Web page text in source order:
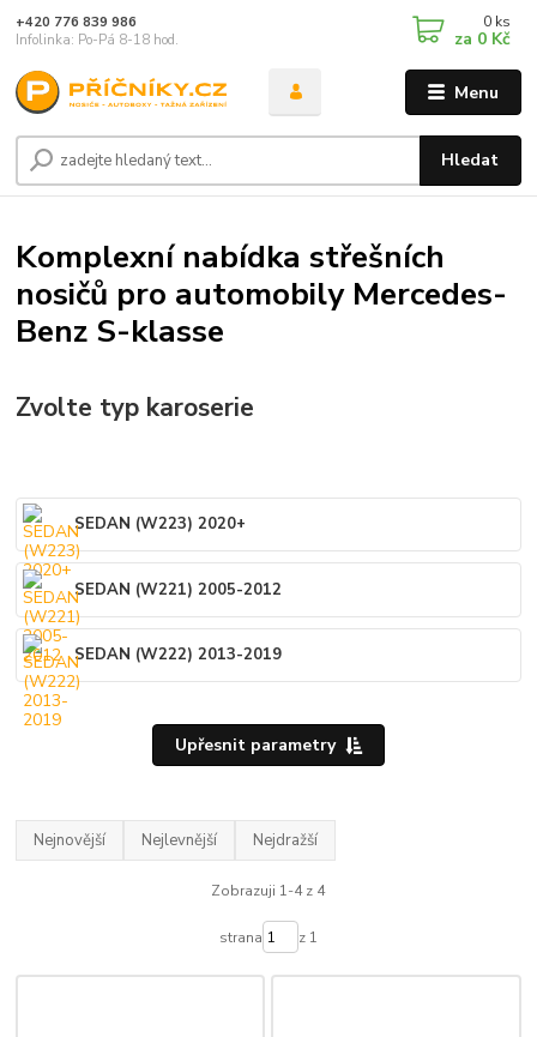
Menu
Hledat
+420 776 839 986
Infolinka: Po-Pá 8-18 hod.
0 ks
za 0 Kč
Komplexní nabídka střešních
nosičů pro automobily Mercedes-
Benz S-klasse
Zvolte typ karoserie
SEDAN (W223) 2020+
SEDAN (W221) 2005-2012
SEDAN (W222) 2013-2019
Upřesnit parametry
Nejnovější Nejlevnější Nejdražší
Zobrazuji 1-4 z 4
strana z 1